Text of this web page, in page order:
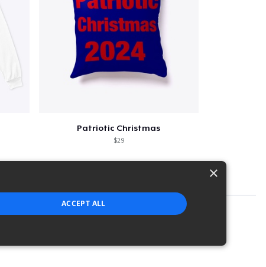
Patriotic Christmas
$29
×
ACCEPT ALL